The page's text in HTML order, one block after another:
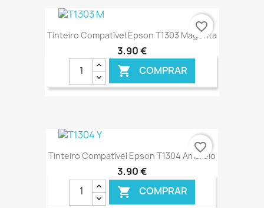
€ ONLINE
Tinteiro Compatível Epson T1303 Magenta
3,90 €
 COMPRAR
€ ONLINE
favorite_border
Tinteiro Compatível Epson T1304 Amarelo
3,90 €
 COMPRAR
favorite_border